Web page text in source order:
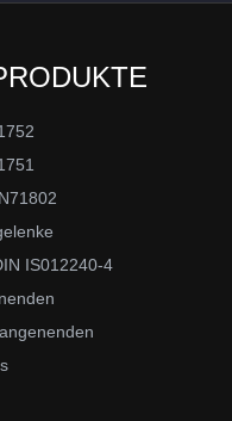
IS012240-4